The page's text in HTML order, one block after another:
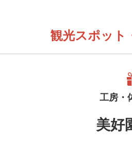
観光スポット
工房・
美好